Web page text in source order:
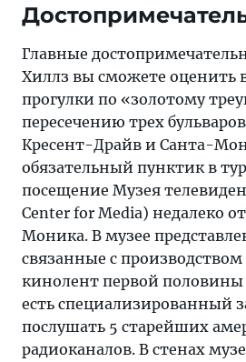
Главные
Хиллз вы сможете оценить
прогулки по «золотому
пересечению трех
Кресент-Драйв и Санта-
обязательный пунктик в
посещение Музея
Center for Mediа) недалеко
Моника. В музее
связанные с производством
кинолент первой половины
есть специализированный
послушать 5 старейших
радиоканалов. В стенах